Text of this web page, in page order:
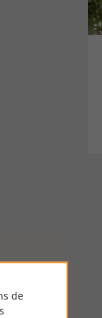
de